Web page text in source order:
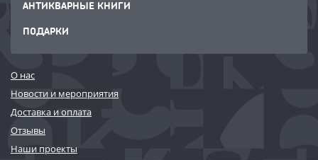
АНТИКВАРНЫЕ КНИГИ
ПОДАРКИ
О нас
Новости и мероприятия
Доставка и оплата
Отзывы
Наши проекты